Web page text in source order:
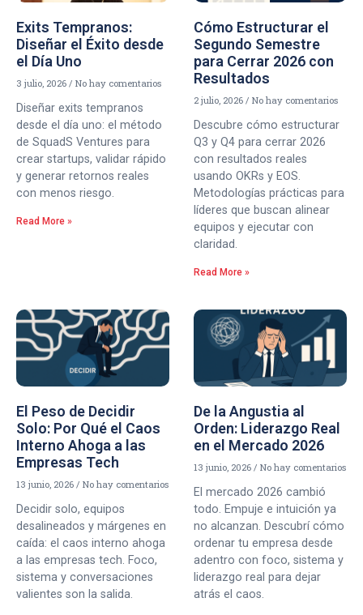
Exits Tempranos:
Diseñar el Éxito desde
el Día Uno
3 julio, 2026 No hay comentarios
Diseñar exits tempranos
desde el día uno: el método
de SquadS Ventures para
crear startups, validar rápido
y generar retornos reales
con menos riesgo.
Read More »
Cómo Estructurar el
Segundo Semestre
para Cerrar 2026 con
Resultados
2 julio, 2026 No hay comentarios
Descubre cómo estructurar
Q3 y Q4 para cerrar 2026
con resultados reales
usando OKRs y EOS.
Metodologías prácticas para
líderes que buscan alinear
equipos y ejecutar con
claridad.
Read More »
El Peso de Decidir
Solo: Por Qué el Caos
Interno Ahoga a las
Empresas Tech
13 junio, 2026 No hay comentarios
Decidir solo, equipos
desalineados y márgenes en
caída: el caos interno ahoga
a las empresas tech. Foco,
sistema y conversaciones
valientes son la salida.
De la Angustia al
Orden: Liderazgo Real
en el Mercado 2026
13 junio, 2026 No hay comentarios
El mercado 2026 cambió
todo. Empuje e intuición ya
no alcanzan. Descubrí cómo
ordenar tu empresa desde
adentro con foco, sistema y
liderazgo real para dejar
atrás el caos.